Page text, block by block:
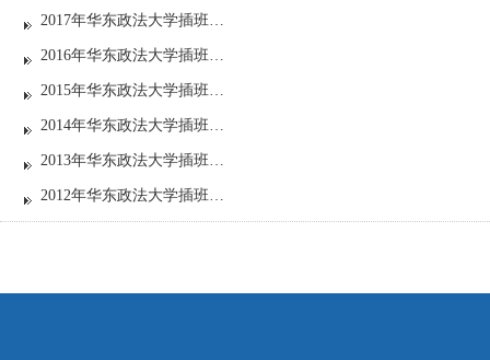
2017年华东政法大学插班生招生章程
2016年华东政法大学插班生招生章程
2015年华东政法大学插班生招生简章
2014年华东政法大学插班生招生简章
2013年华东政法大学插班生招生简章
2012年华东政法大学插班生招生章程